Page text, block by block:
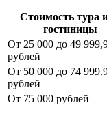
Стоимость тура
гостиницы
От 25 000 до 49
рублей
От 50 000 до 74
рублей
От 75 000 рублей